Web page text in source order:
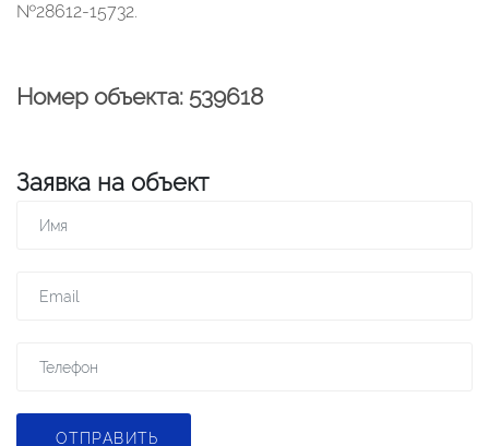
№28612-15732.
Номер объекта: 539618
Заявка на объект
ОТПРАВИТЬ